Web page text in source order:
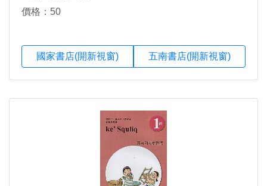
價格：50
國家書店(開新視窗) 五南書店(開新視窗)